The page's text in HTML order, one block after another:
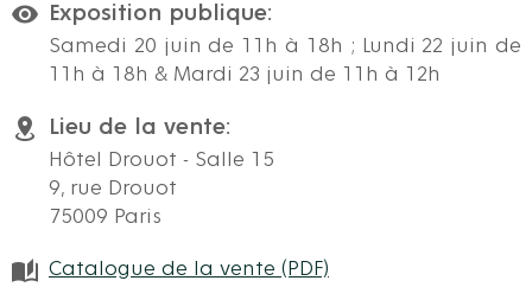
Exposition publique:
Samedi 20 juin de 11h à 18h ; Lundi 22 juin de
11h à 18h & Mardi 23 juin de 11h à 12h
Lieu de la vente:
Hôtel Drouot - Salle 15
9, rue Drouot
75009 Paris
Catalogue de la vente (PDF)